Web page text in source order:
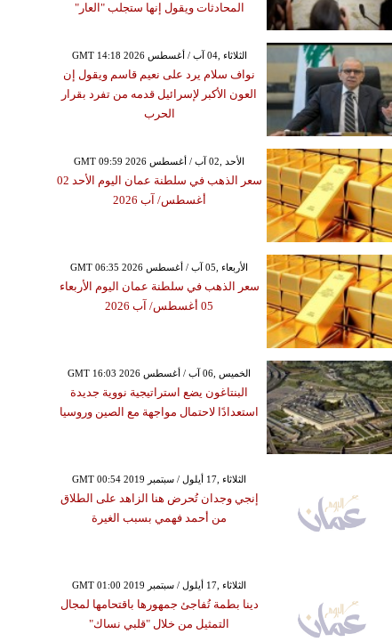
المحادثات ويقول إنها ستجلب "العار"
GMT 14:18 2026 الثلاثاء ,04 آب / أغسطس
نواف سلام يرد على نعيم قاسم ويقول إن
العون الأكبر لإسرائيل قدمه من تفرد بقرار
الحرب
GMT 09:59 2026 الأحد ,02 آب / أغسطس
سعر الذهب في سلطنة عمان اليوم الأحد 02
أغسطس/ آب 2026
GMT 06:35 2026 الأربعاء ,05 آب / أغسطس
سعر الذهب في سلطنة عمان اليوم الأربعاء
05 أغسطس/ آب 2026
GMT 16:03 2026 الخميس ,06 آب / أغسطس
البنتاغون يضع استراتيجية نووية جديدة
استعدادًا لاحتمال مواجهة مع الصين وروسيا
GMT 00:54 2019 الثلاثاء ,17 أيلول / سبتمبر
إنجي وجدان تُحرض هنا الزاهد على الطلاق
من أحمد فهمي بسبب الغيرة
GMT 01:00 2019 الثلاثاء ,17 أيلول / سبتمبر
دينا بطمة تُفاجئ جمهورها باقتحامها لمجال
التمثيل من خلال "قلبي نساك"